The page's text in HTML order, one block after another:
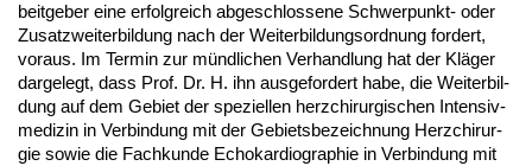
beit­ge­ber ei­ne er­folg­reich ab­ge­schlos­se­ne Schwer­punkt- oder
Zu­satz­wei­ter­bil­dung nach der Wei­ter­bil­dungs­ord­nung for­dert,
vor­aus. Im Ter­min zur münd­li­chen Ver­hand­lung hat der Kläger
dar­ge­legt, dass Prof. Dr. H. ihn aus­ge­for­dert ha­be, die Wei­ter­bil­
dung auf dem Ge­biet der spe­zi­el­len herz­chir­ur­gi­schen In­ten­siv­
me­di­zin in Ver­bin­dung mit der Ge­biets­be­zeich­nung Herz­chir­ur­
gie so­wie die Fach­kun­de Echo­kar­dio­gra­phie in Ver­bin­dung mit